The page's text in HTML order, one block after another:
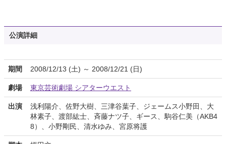
公演詳細
期間 2008/12/13 (土) ～ 2008/12/21 (日)
劇場 東京芸術劇場 シアターウエスト
出演
浅利陽介、佐野大樹、三津谷葉子、ジェームス小野田、大
林素子、渡部紘士、斉藤ナツ子、ギース、駒谷仁美（AKB4
8）、小野剛民、清水ゆみ、宮原将護